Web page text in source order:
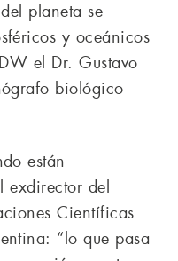
planeta se
y oceánicos
el Dr. Gustavo
biológico
están
exdirector del
Científicas
“lo que pasa